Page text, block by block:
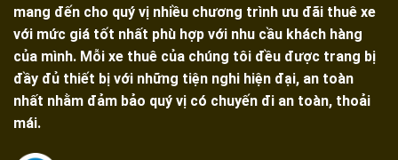
mang đến cho quý vị nhiều chương trình ưu đãi thuê xe
với mức giá tốt nhất phù hợp với nhu cầu khách hàng
của mình. Mỗi xe thuê của chúng tôi đều được trang bị
đầy đủ thiết bị với những tiện nghi hiện đại, an toàn
nhất nhằm đảm bảo quý vị có chuyến đi an toàn, thoải
mái.